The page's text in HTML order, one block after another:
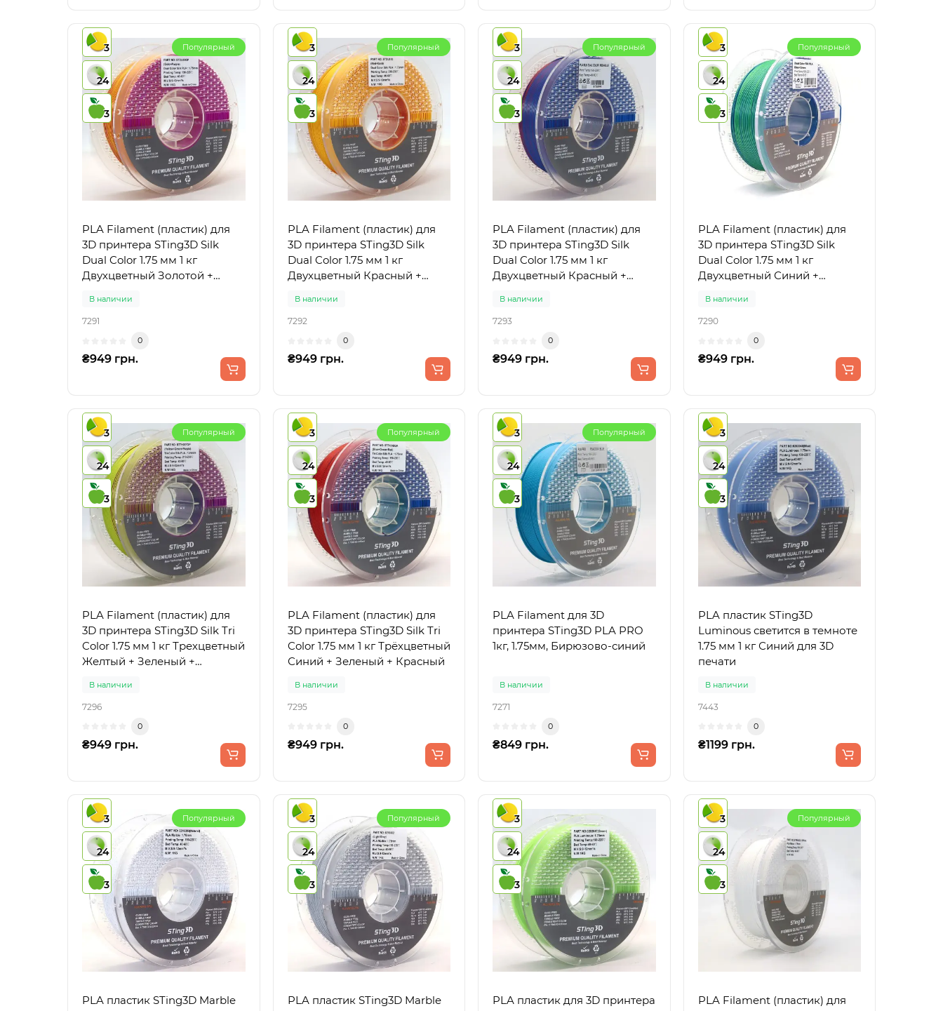
3
24
3
Популярный
PLA Filament (пластик) для
3D принтера STing3D Silk
Dual Color 1.75 мм 1 кг
Двухцветный Золотой +
В наличии
7291
0
₴949 грн.
3
24
3
Популярный
PLA Filament (пластик) для
3D принтера STing3D Silk
Dual Color 1.75 мм 1 кг
Двухцветный Красный +
В наличии
7292
0
₴949 грн.
3
24
3
Популярный
PLA Filament (пластик) для
3D принтера STing3D Silk
Dual Color 1.75 мм 1 кг
Двухцветный Красный +
В наличии
7293
0
₴949 грн.
3
24
3
Популярный
PLA Filament (пластик) для
3D принтера STing3D Silk
Dual Color 1.75 мм 1 кг
Двухцветный Синий +
В наличии
7290
0
₴949 грн.
3
24
3
Популярный
PLA Filament (пластик) для
3D принтера STing3D Silk Tri
Color 1.75 мм 1 кг Трехцветный
Желтый + Зеленый +
В наличии
7296
0
₴949 грн.
3
24
3
Популярный
PLA Filament (пластик) для
3D принтера STing3D Silk Tri
Color 1.75 мм 1 кг Трёхцветный
Синий + Зеленый + Красный
В наличии
7295
0
₴949 грн.
3
24
3
Популярный
PLA Filament для 3D
принтера STing3D PLA PRO
1кг, 1.75мм, Бирюзово-синий
В наличии
7271
0
₴849 грн.
3
24
3
PLA пластик STing3D
Luminous светится в темноте
1.75 мм 1 кг Синий для 3D
печати
В наличии
7443
0
₴1199 грн.
3
24
3
Популярный
PLA пластик STing3D Marble
3
24
3
Популярный
PLA пластик STing3D Marble
3
24
3
PLA пластик для 3D принтера
3
24
3
Популярный
PLA Filament (пластик) для